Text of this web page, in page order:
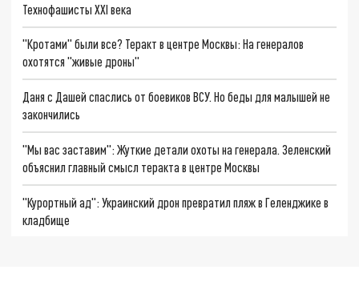
Технофашисты XXI века
"Кротами" были все? Теракт в центре Москвы: На генералов
охотятся "живые дроны"
Даня с Дашей спаслись от боевиков ВСУ. Но беды для малышей не
закончились
"Мы вас заставим": Жуткие детали охоты на генерала. Зеленский
объяснил главный смысл теракта в центре Москвы
"Курортный ад": Украинский дрон превратил пляж в Геленджике в
кладбище